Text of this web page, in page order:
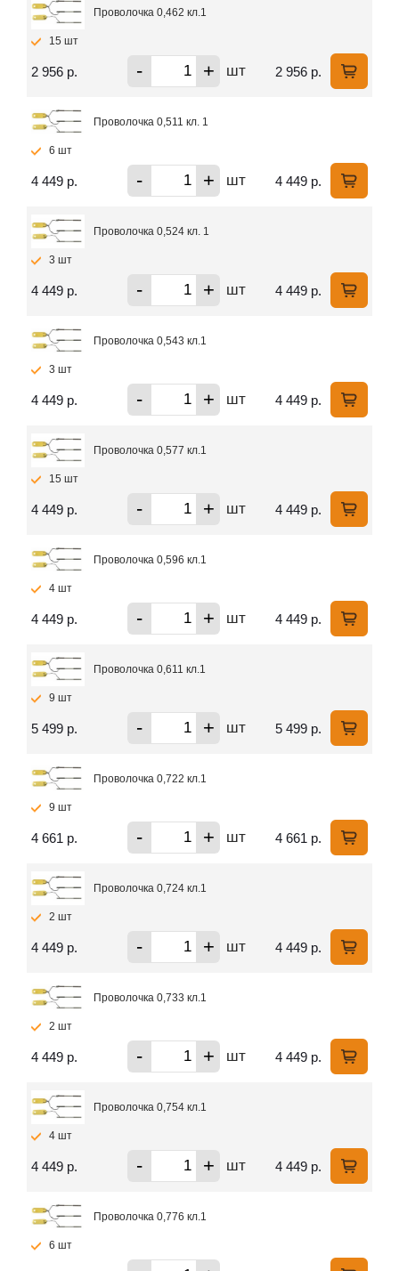
Проволочка 0,462 кл.1
15 шт
2 956 р. - + шт 2 956 р.
Проволочка 0,511 кл. 1
6 шт
4 449 р. - + шт 4 449 р.
Проволочка 0,524 кл. 1
3 шт
4 449 р. - + шт 4 449 р.
Проволочка 0,543 кл.1
3 шт
4 449 р. - + шт 4 449 р.
Проволочка 0,577 кл.1
15 шт
4 449 р. - + шт 4 449 р.
Проволочка 0,596 кл.1
4 шт
4 449 р. - + шт 4 449 р.
Проволочка 0,611 кл.1
9 шт
5 499 р. - + шт 5 499 р.
Проволочка 0,722 кл.1
9 шт
4 661 р. - + шт 4 661 р.
Проволочка 0,724 кл.1
2 шт
4 449 р. - + шт 4 449 р.
Проволочка 0,733 кл.1
2 шт
4 449 р. - + шт 4 449 р.
Проволочка 0,754 кл.1
4 шт
4 449 р. - + шт 4 449 р.
Проволочка 0,776 кл.1
6 шт